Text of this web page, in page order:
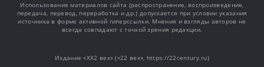
Использование материалов сайта (распространение, воспроизведение,
передача, перевод, переработка и др.) допускается при условии указания
источника в форме активной гиперссылки. Мнения и взгляды авторов не
всегда совпадают с точкой зрения редакции.
Издание «XX2 век» («22 век», https://22century.ru)